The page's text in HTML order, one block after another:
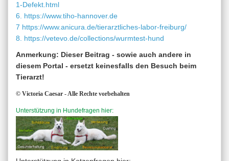
1-Defekt.html
6. https://www.tiho-hannover.de
7 https://www.anicura.de/tierarztliches-labor-freiburg/
8. https://vetevo.de/collections/wurmtest-hund
Anmerkung: Dieser Beitrag - sowie auch andere in
diesem Portal - ersetzt keinesfalls den Besuch beim
Tierarzt!
© Victoria Caesar - Alle Rechte vorbehalten
Unterstützung in Hundefragen hier: